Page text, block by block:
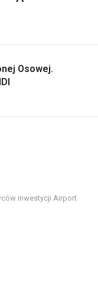
Osowej.
inwestycji Airport